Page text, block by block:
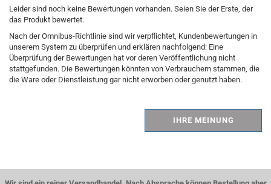
Leider sind noch keine Bewertungen vorhanden. Seien Sie der Erste, der
das Produkt bewertet.
Nach der Omnibus-Richtlinie sind wir verpflichtet, Kundenbewertungen in
unserem System zu überprüfen und erklären nachfolgend: Eine
Überprüfung der Bewertungen hat vor deren Veröffentlichung nicht
stattgefunden. Die Bewertungen könnten von Verbrauchern stammen, die
die Ware oder Dienstleistung gar nicht erworben oder genutzt haben.
IHRE MEINUNG